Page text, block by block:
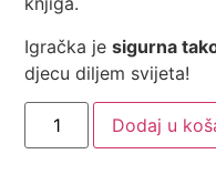
Igračka jesigurna
djecu diljem svijeta!
Dodaj u